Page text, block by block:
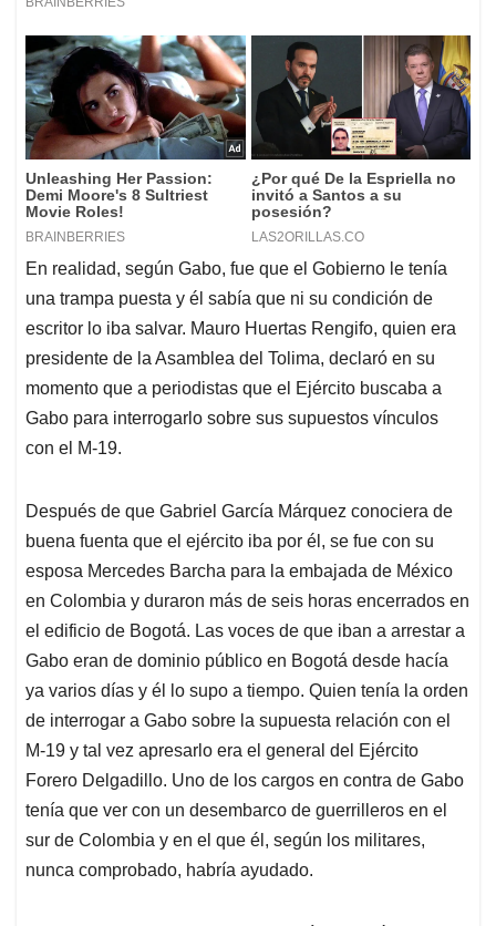
En realidad, según Gabo, fue que el Gobierno le tenía
una trampa puesta y él sabía que ni su condición de
escritor lo iba salvar. Mauro Huertas Rengifo, quien era
presidente de la Asamblea del Tolima, declaró en su
momento que a periodistas que el Ejército buscaba a
Gabo para interrogarlo sobre sus supuestos vínculos
con el M-19.
Después de que Gabriel García Márquez conociera de
buena fuenta que el ejército iba por él, se fue con su
esposa Mercedes Barcha para la embajada de México
en Colombia y duraron más de seis horas encerrados en
el edificio de Bogotá. Las voces de que iban a arrestar a
Gabo eran de dominio público en Bogotá desde hacía
ya varios días y él lo supo a tiempo. Quien tenía la orden
de interrogar a Gabo sobre la supuesta relación con el
M-19 y tal vez apresarlo era el general del Ejército
Forero Delgadillo. Uno de los cargos en contra de Gabo
tenía que ver con un desembarco de guerrilleros en el
sur de Colombia y en el que él, según los militares,
nunca comprobado, habría ayudado.